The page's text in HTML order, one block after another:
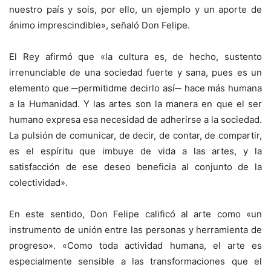
nuestro país y sois, por ello, un ejemplo y un aporte de
ánimo imprescindible», señaló Don Felipe.
El Rey afirmó que «la cultura es, de hecho, sustento
irrenunciable de una sociedad fuerte y sana, pues es un
elemento que ─permitidme decirlo así─ hace más humana
a la Humanidad. Y las artes son la manera en que el ser
humano expresa esa necesidad de adherirse a la sociedad.
La pulsión de comunicar, de decir, de contar, de compartir,
es el espíritu que imbuye de vida a las artes, y la
satisfacción de ese deseo beneficia al conjunto de la
colectividad».
En este sentido, Don Felipe calificó al arte como «un
instrumento de unión entre las personas y herramienta de
progreso». «Como toda actividad humana, el arte es
especialmente sensible a las transformaciones que el